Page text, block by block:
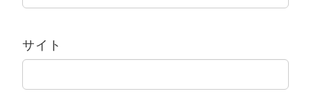
サイト